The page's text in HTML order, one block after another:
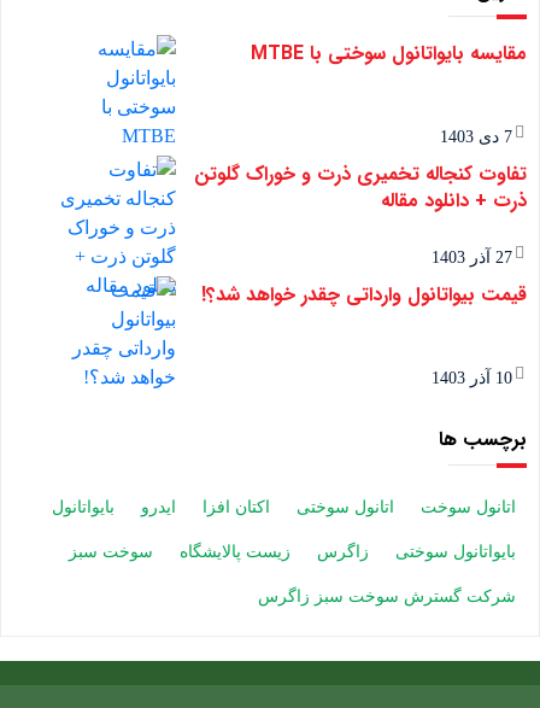
مقایسه بایواتانول سوختی با MTBE
7 دی 1403
تفاوت کنجاله تخمیری ذرت و خوراک گلوتن
ذرت + دانلود مقاله
27 آذر 1403
قیمت بیواتانول وارداتی چقدر خواهد شد؟!
10 آذر 1403
برچسب ها
اتانول سوخت اتانول سوختی اکتان افزا ایدرو بایواتانول
بایواتانول سوختی زاگرس زیست پالایشگاه سوخت سبز
شرکت گسترش سوخت سبز زاگرس